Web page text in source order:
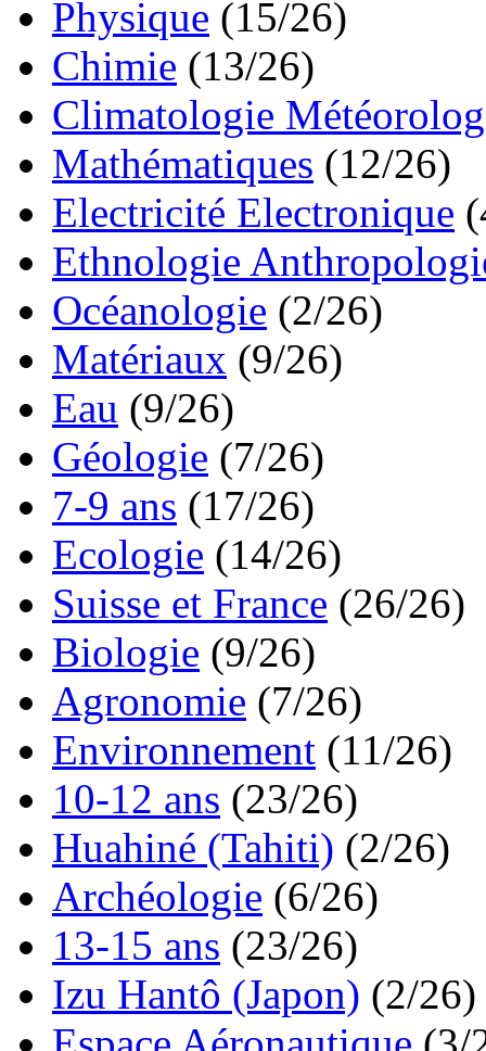
Physique (15/26)
Chimie (13/26)
Climatologie
Mathématiques (12/26)
Electricité Electronique
Ethnologie
Océanologie (2/26)
Matériaux (9/26)
Eau (9/26)
Géologie (7/26)
7-9 ans (17/26)
Ecologie (14/26)
Suisse et France (26/26)
Biologie (9/26)
Agronomie (7/26)
Environnement (11/26)
10-12 ans (23/26)
Huahiné (Tahiti) (2/26)
Archéologie (6/26)
13-15 ans (23/26)
Izu Hantô (Japon) (2/26)